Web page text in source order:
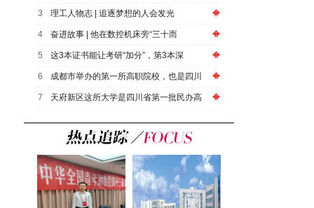
3 ​理工人物志 | 追逐梦想的人会发光
4 奋进故事 | 他在数控机床旁“三十而
5 这3本证书能让考研“加分”，第3本深
6 成都市举办的第一所高职院校，也是四川
7 天府新区这所大学是四川省第一批民办高